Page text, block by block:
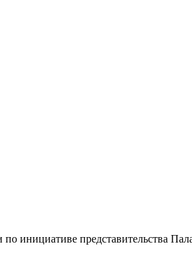
представительства